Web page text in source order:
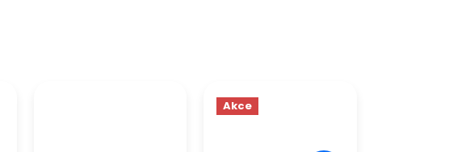
Akce